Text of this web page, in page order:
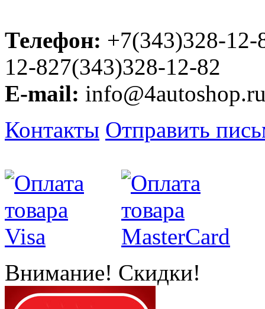
Телефон: +7(343)328-
12-827(343)328-12-82
E-mail:
Контакты Отправить
Внимание! Скидки!